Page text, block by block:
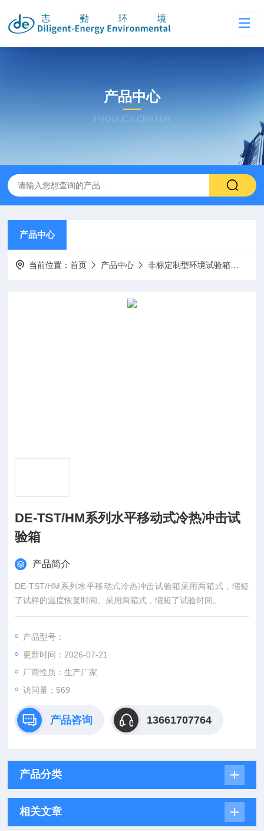
产品中心
PRODUCT CENTER
产品中心
当前位置：首页 产品中心 非标定制型环境试验箱
DE-TST/HM系列水平移动式冷热冲击试
验箱
产品简介
DE-TST/HM系列水平移动式冷热冲击试验箱采用两箱式，缩短
了试样的温度恢复时间、采用两箱式，缩短了试验时间。
产品型号：
更新时间：2026-07-21
厂商性质：生产厂家
访问量：569
产品咨询 13661707764
产品分类
相关文章